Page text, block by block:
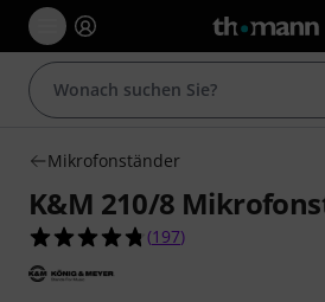
Mikrofonständer
K&M 210/8
4.8 von 5 Sternen aus
(197)